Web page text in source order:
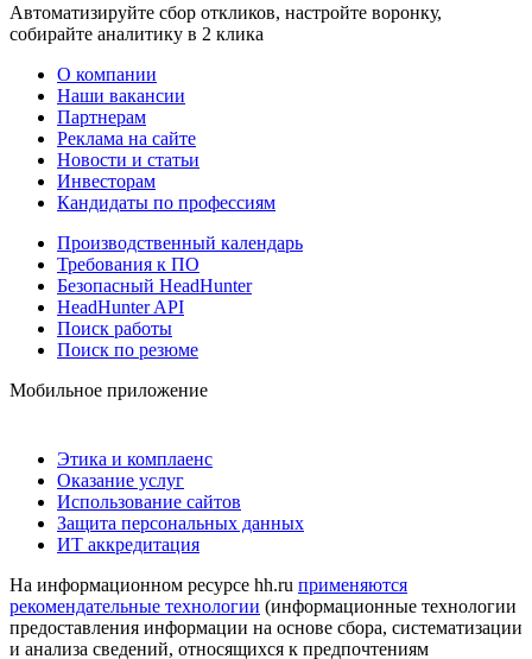
Автоматизируйте сбор откликов, настройте воронку,
собирайте аналитику в 2 клика
О компании
Наши вакансии
Партнерам
Реклама на сайте
Новости и статьи
Инвесторам
Кандидаты по профессиям
Производственный календарь
Требования к ПО
Безопасный HeadHunter
HeadHunter API
Поиск работы
Поиск по резюме
Мобильное приложение
Этика и комплаенс
Оказание услуг
Использование сайтов
Защита персональных данных
ИТ аккредитация
На информационном ресурсе hh.ru применяются
рекомендательные технологии (информационные технологии
предоставления информации на основе сбора, систематизации
и анализа сведений, относящихся к предпочтениям